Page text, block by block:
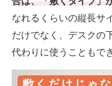
なれるくらいの縦長サ
だけでなく、デスクの
代わりに使うこともで